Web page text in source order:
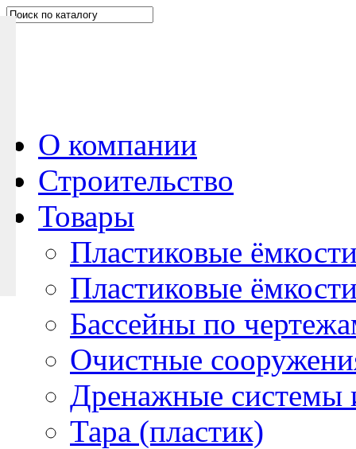
О компании
Строительство
Товары
Пластиковые
Пластиковые
Бассейны по
Очистные
Дренажные системы
Тара (пластик)